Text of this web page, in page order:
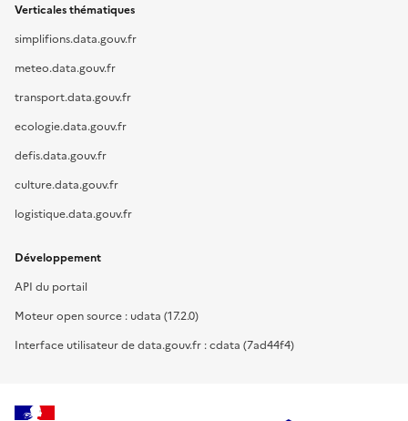
Verticales thématiques
simplifions.data.gouv.fr
meteo.data.gouv.fr
transport.data.gouv.fr
ecologie.data.gouv.fr
defis.data.gouv.fr
culture.data.gouv.fr
logistique.data.gouv.fr
Développement
API du portail
Moteur open source : udata (17.2.0)
Interface utilisateur de data.gouv.fr : cdata (7ad44f4)